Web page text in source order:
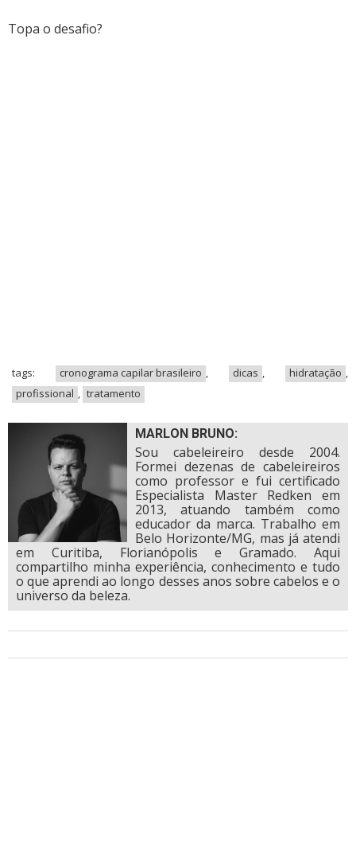
Topa o desafio?
tags: cronograma capilar brasileiro , dicas , hidratação ,
profissional , tratamento
MARLON BRUNO:
Sou cabeleireiro desde 2004.
Formei dezenas de cabeleireiros
como professor e fui certificado
Especialista Master Redken em
2013, atuando também como
educador da marca. Trabalho em
Belo Horizonte/MG, mas já atendi
em Curitiba, Florianópolis e Gramado. Aqui
compartilho minha experiência, conhecimento e tudo
o que aprendi ao longo desses anos sobre cabelos e o
universo da beleza.